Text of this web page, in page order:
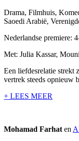
Drama, Filmhuis,
Saoedi Arabië,
Nederlandse premiere:
Met: Julia Kassar,
Een liefdesrelatie strekt
vertrek steeds opnieuw
+ LEES MEER
Mohamad Farhaten